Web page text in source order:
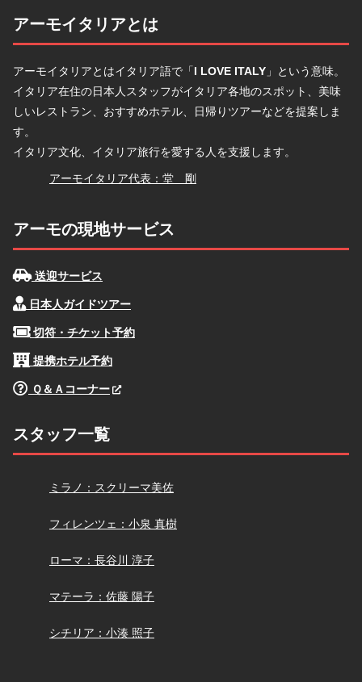
アーモイタリアとは
アーモイタリアとはイタリア語で「I LOVE ITALY 」という意味。
イタリア在住の日本人スタッフがイタリア各地のスポット、美味
しいレストラン、おすすめホテル、日帰りツアーなどを提案しま
す。
イタリア文化、イタリア旅行を愛する人を支援します。
堂
アーモイタリア代表：堂 剛
アーモの現地サービス
送迎サービス
日本人ガイドツアー
切符・チケット予約
提携ホテル予約
Ｑ＆Ａコーナー
スタッフ一覧
スクリーマ
ミラノ：スクリーマ美佐
小泉
フィレンツェ：小泉 真樹
長谷川
ローマ：長谷川 淳子
佐藤
マテーラ：佐藤 陽子
小湊
シチリア：小湊 照子